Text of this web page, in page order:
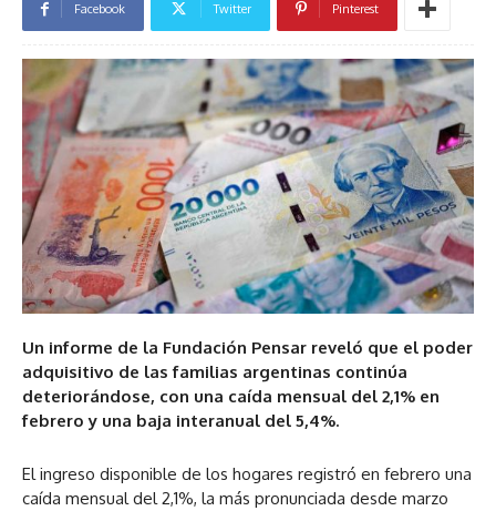
Facebook Twitter Pinterest
Un informe de la Fundación Pensar reveló que el poder
adquisitivo de las familias argentinas continúa
deteriorándose, con una caída mensual del 2,1% en
febrero y una baja interanual del 5,4%.
El ingreso disponible de los hogares registró en febrero una
caída mensual del 2,1%, la más pronunciada desde marzo